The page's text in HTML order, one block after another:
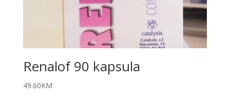
Renalof 90 kapsula
49.60KM